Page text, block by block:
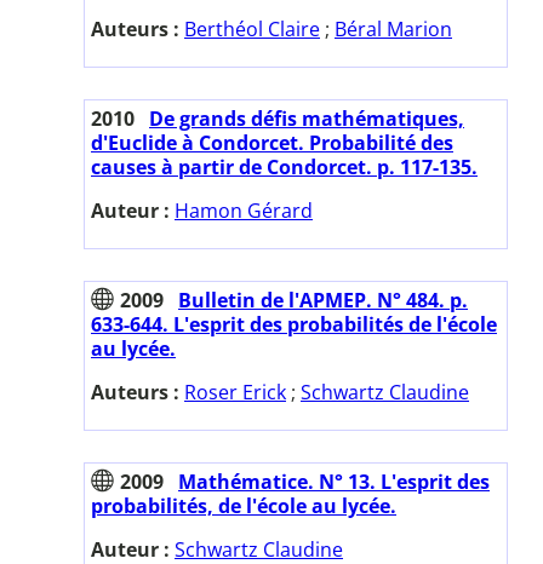
Auteurs : Berthéol Claire ; Béral Marion
2010 De grands défis mathématiques,
d'Euclide à Condorcet. Probabilité des
causes à partir de Condorcet. p. 117-135.
Auteur : Hamon Gérard
2009 Bulletin de l'APMEP. N° 484. p.
633-644. L'esprit des probabilités de l'école
au lycée.
Auteurs : Roser Erick ; Schwartz Claudine
2009 Mathématice. N° 13. L'esprit des
probabilités, de l'école au lycée.
Auteur : Schwartz Claudine